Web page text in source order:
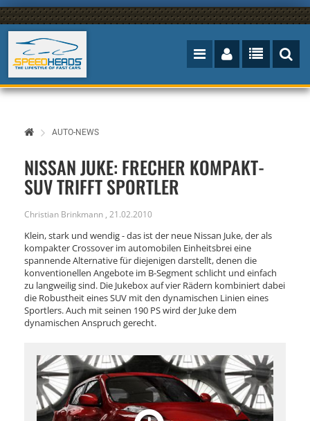
AUTO-NEWS
NISSAN JUKE: FRECHER KOMPAKT-
SUV TRIFFT SPORTLER
Christian Brinkmann , 21.02.2010
Klein, stark und wendig - das ist der neue Nissan Juke, der als
kompakter Crossover im automobilen Einheitsbrei eine
spannende Alternative für diejenigen darstellt, denen die
konventionellen Angebote im B-Segment schlicht und einfach
zu langweilig sind. Die Jukebox auf vier Rädern kombiniert dabei
die Robustheit eines SUV mit den dynamischen Linien eines
Sportlers. Auch mit seinen 190 PS wird der Juke dem
dynamischen Anspruch gerecht.